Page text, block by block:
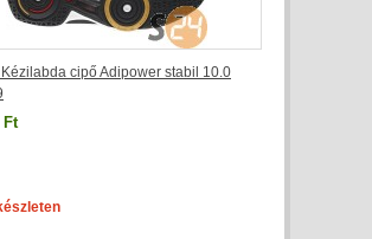
cipő Adipower stabil 10.0
Ft